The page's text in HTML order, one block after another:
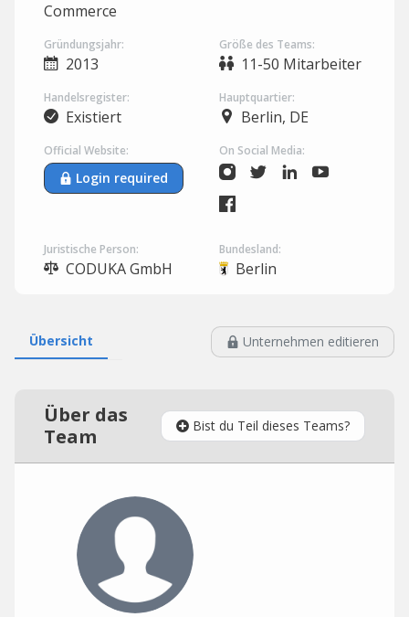
Commerce
Gründungsjahr:
2013
Größe des Teams:
11-50 Mitarbeiter
Handelsregister:
Existiert
Hauptquartier:
Berlin, DE
Official Website:
Login required
On Social Media:
Juristische Person:
CODUKA GmbH
Bundesland:
Berlin
Übersicht Unternehmen editieren
Über das
Team
Bist du Teil dieses Teams?